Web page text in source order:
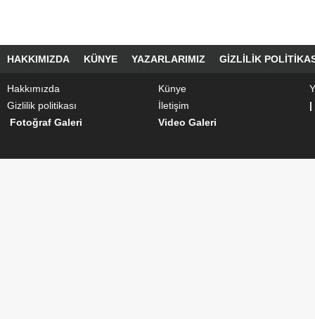
HAKKIMIZDA KÜNYE YAZARLARIMIZ GIZLILIK
Hakkımızda Künye
Gizlilik politikası
İletişim
|
Fotoğraf Galeri
Video Galeri